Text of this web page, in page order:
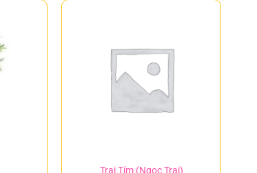
Trai Tím (Ngọc Trai)